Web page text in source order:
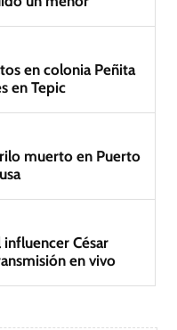
en colonia Peñita
en Tepic
muerto en Puerto
influencer César
en vivo